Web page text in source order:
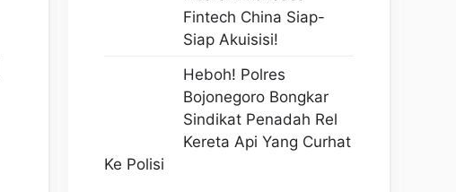
Fintech China Siap-
Siap Akuisisi!
Heboh! Polres
Bojonegoro Bongkar
Sindikat Penadah Rel
Kereta Api Yang Curhat
Ke Polisi